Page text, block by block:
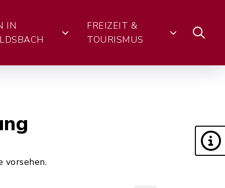
IN
FREIZEIT &
TOURISMUS
vorsehen.